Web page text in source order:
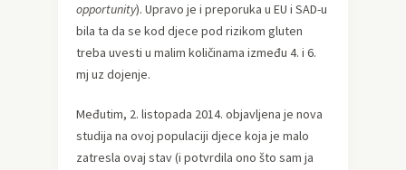
opportunity). Upravo je i preporuka u EU i SAD-u
bila ta da se kod djece pod rizikom gluten
treba uvesti u malim količinama između 4. i 6.
mj uz dojenje.
Međutim, 2. listopada 2014. objavljena je nova
studija na ovoj populaciji djece koja je malo
zatresla ovaj stav (i potvrdila ono što sam ja